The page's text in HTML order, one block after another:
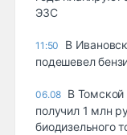
ЭЗС
11:50
В
подешевел
06.08 В Томской
получил 1 млн
биодизельного